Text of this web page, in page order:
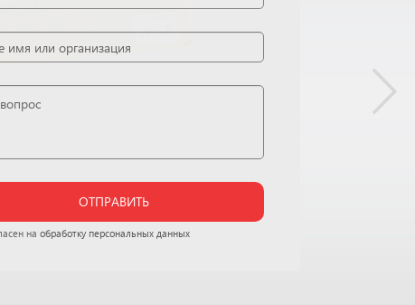
ОТПРАВИТЬ
на обработку персональных данных